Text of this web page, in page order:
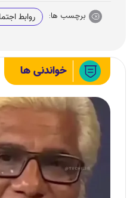
برچسب ها: روابط
خواندنی ها